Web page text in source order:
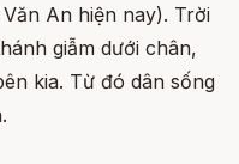
An hiện nay). Trời
giẫm dưới chân,
kia. Từ đó dân sống